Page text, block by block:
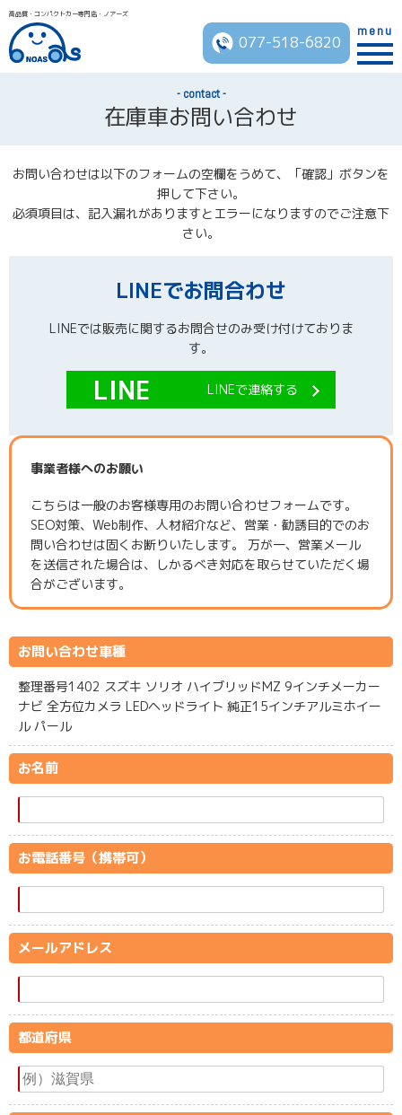
高品質・コンパクトカー専門店・ノアーズ
077-518-6820
menu
contact
在庫車お問い合わせ
お問い合わせは以下のフォームの空欄をうめて、「確認」ボタンを
押して下さい。
必須項目は、記入漏れがありますとエラーになりますのでご注意下
さい。
LINEでお問合わせ
LINEでは販売に関するお問合せのみ受け付けておりま
す。
LINEで連絡する
事業者様へのお願い
こちらは一般のお客様専用のお問い合わせフォームです。
SEO対策、Web制作、人材紹介など、営業・勧誘目的でのお
問い合わせは固くお断りいたします。 万が一、営業メール
を送信された場合は、しかるべき対応を取らせていただく場
合がございます。
お問い合わせ車種
整理番号1402 スズキ ソリオ ハイブリッドMZ 9インチメーカー
ナビ 全方位カメラ LEDヘッドライト 純正15インチアルミホイー
ル パール
お名前
お電話番号（携帯可）
メールアドレス
都道府県